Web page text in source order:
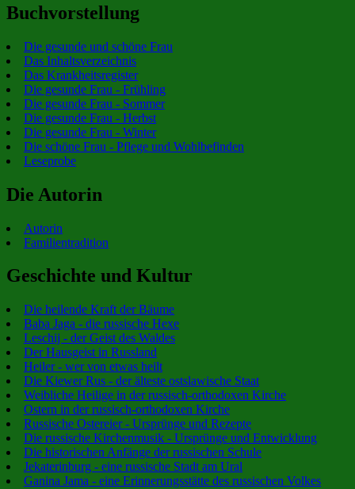
Buchvorstellung
Die gesunde und schöne Frau
Das Inhaltsverzeichnis
Das Krankheitsregister
Die gesunde Frau - Frühling
Die gesunde Frau - Sommer
Die gesunde Frau - Herbst
Die gesunde Frau - Winter
Die schöne Frau - Pflege und Wohlbefinden
Leseprobe
Die Autorin
Autorin
Familientradition
Geschichte und Kultur
Die heilende Kraft der Bäume
Baba Jaga - die russische Hexe
Leschij - der Geist des Waldes
Der Hausgeist in Russland
Heiler - wer von etwas heilt
Die Kiewer Rus - der älteste ostslawische Staat
Weibliche Heilige in der russisch-orthodoxen Kirche
Ostern in der russisch-orthodoxen Kirche
Russische Ostereier - Ursprünge und Rezepte
Die russische Kirchenmusik - Ursprünge und Entwicklung
Die historischen Anfänge der russischen Schule
Jekaterinburg - eine russische Stadt am Ural
Ganina Jama - eine Erinnerungsstätte des russischen Volkes